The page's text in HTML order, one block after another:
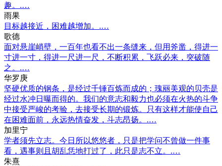
趣。.…
雨果
目标越接近，困难越增加。.…
歌德
面对悬崖峭壁，一百年也看不出一条缝来，但用斧凿，得进一
寸进一寸，得进一尺进一尺，不断积累，飞跃必来，突破随
之。.…
华罗庚
坚硬优质的钢条，是经过千锤百炼而成的；瑰丽美观的贝壳是
经过水冲日曝而得的。我们的意志和毅力也必须在火热的斗争
中接受严峻的考验，去接受长期的锻炼。只有这样才能使自己
在困难面前，永远热情奋发，斗志昂扬。.…
加里宁
学者须先立志。今日所以悠悠者，只是把学问不曾做一件事
看，遇事则且胡乱恁地打过了，此只是志不立。.…
朱熹